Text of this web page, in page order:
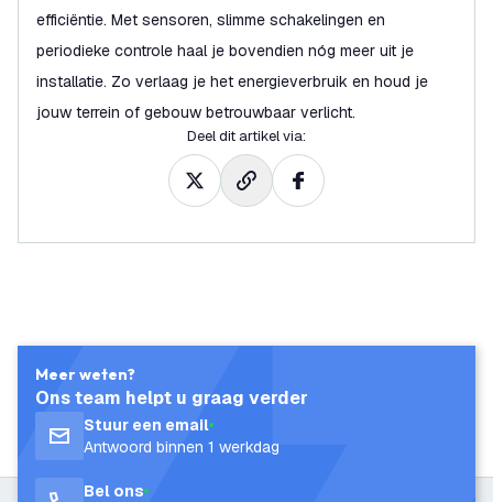
efficiëntie. Met sensoren, slimme schakelingen en
periodieke controle haal je bovendien nóg meer uit je
installatie. Zo verlaag je het energieverbruik en houd je
jouw terrein of gebouw betrouwbaar verlicht.
Deel dit artikel via:
Meer weten?
Ons team helpt u graag verder
Stuur een email
Antwoord binnen 1 werkdag
Bel ons